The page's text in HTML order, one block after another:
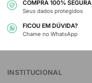
COMPRA 100% SEGURA
Seus dados protegidos
FICOU EM DÚVIDA?
Chame no WhatsApp
INSTITUCIONAL